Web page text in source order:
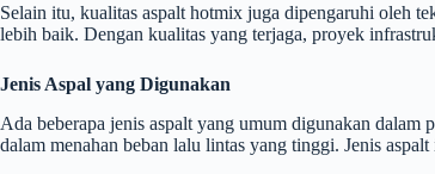
Selain itu, kualitas aspalt hotmix juga dipengaruhi oleh
lebih baik. Dengan kualitas yang terjaga, proyek
Jenis Aspal yang Digunakan
Ada beberapa jenis aspalt yang umum digunakan dalam
dalam menahan beban lalu lintas yang tinggi. Jenis